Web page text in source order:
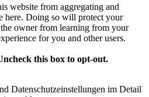
website from aggregating and
here. Doing so will protect your
owner from learning from your
for you and other users.
this box to opt-out.
Datenschutzeinstellungen im Detail